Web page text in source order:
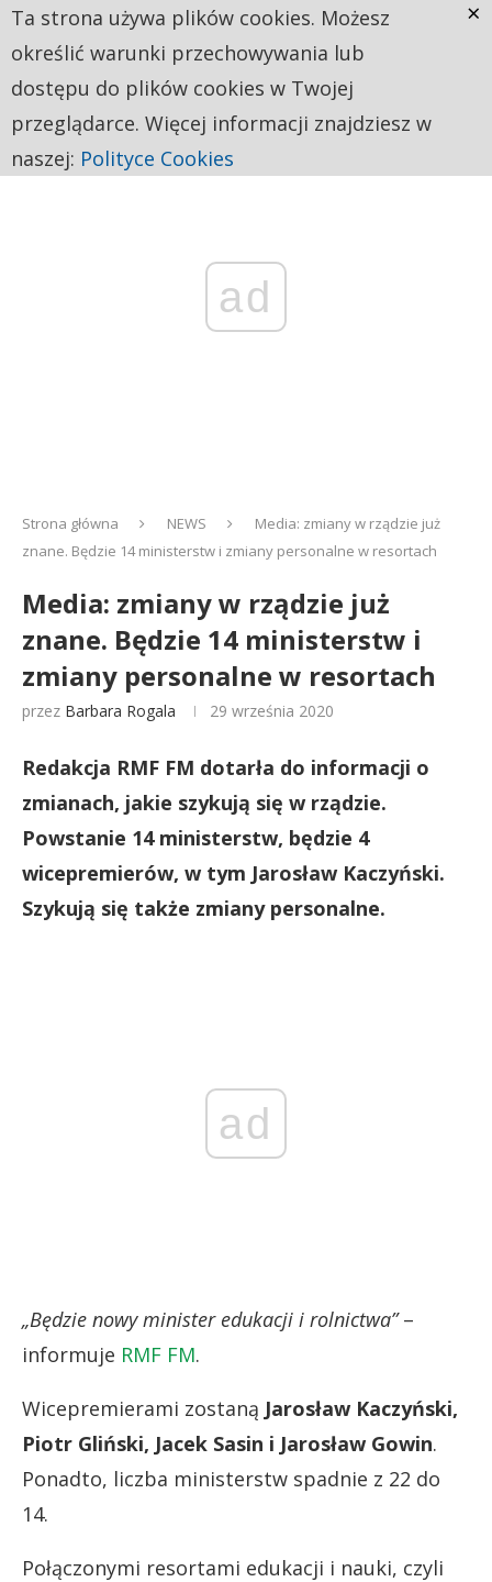
ad
Strona główna NEWS
Media: zmiany w rządzie już
znane. Będzie 14 ministerstw i zmiany personalne w resortach
Media: zmiany w rządzie już
znane. Będzie 14 ministerstw i
zmiany personalne w resortach
przez Barbara Rogala 29 września 2020
Redakcja RMF FM dotarła do informacji o
zmianach, jakie szykują się w rządzie.
Powstanie 14 ministerstw, będzie 4
wicepremierów, w tym Jarosław Kaczyński.
Szykują się także zmiany personalne.
ad
„Będzie nowy minister edukacji i rolnictwa”–
informuje RMF FM.
Wicepremierami zostaną Jarosław Kaczyński,
Piotr Gliński, Jacek Sasin i Jarosław Gowin.
Ponadto, liczba ministerstw spadnie z 22 do
14.
Połączonymi resortami edukacji i nauki, czyli
Ta strona używa plików cookies. Możesz
określić warunki przechowywania lub
dostępu do plików cookies w Twojej
przeglądarce. Więcej informacji znajdziesz w
naszej: Polityce Cookies
×